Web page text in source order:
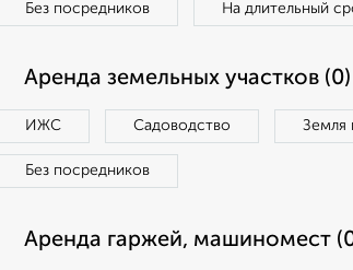
Без посредников На длительный
Аренда земельных участков (0)
ИЖС Садоводство Земля
Без посредников
Аренда гаржей, машиномест